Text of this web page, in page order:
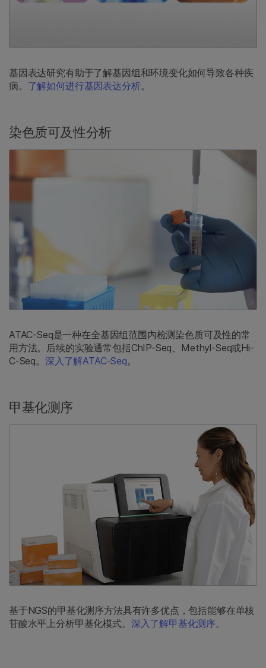
基因表达研究有助于了解基因组和环境变化如何导致各种疾
病。 了解如何进行基因表达分析。
染色质可及性分析
ATAC-Seq是一种在全基因组范围内检测染色质可及性的常
用方法。后续的实验通常包括ChIP-Seq、Methyl-Seq或Hi-
C-Seq。 深入了解ATAC-Seq。
甲基化测序
基于NGS的甲基化测序方法具有许多优点，包括能够在单核
苷酸水平上分析甲基化模式。 深入了解甲基化测序。